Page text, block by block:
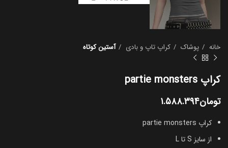
خانه پوشاک کراپ تاپ و بادی آستین کوتاه
کراپ partie monsters
تومان۱.۵۸۸.۳۹۴
کراپ partie monsters
از سایز S تا L